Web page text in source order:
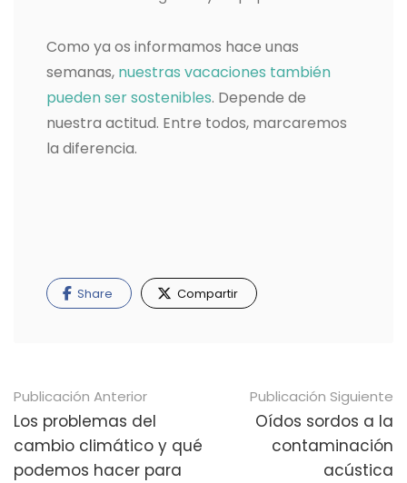
Como ya os informamos hace unas
semanas, nuestras vacaciones también
pueden ser sostenibles. Depende de
nuestra actitud. Entre todos, marcaremos
la diferencia.
Share Compartir
Navegación
de
publicaciones
Publicación Anterior
Los problemas del
cambio climático y qué
podemos hacer para
Publicación Siguiente
Oídos sordos a la
contaminación
acústica